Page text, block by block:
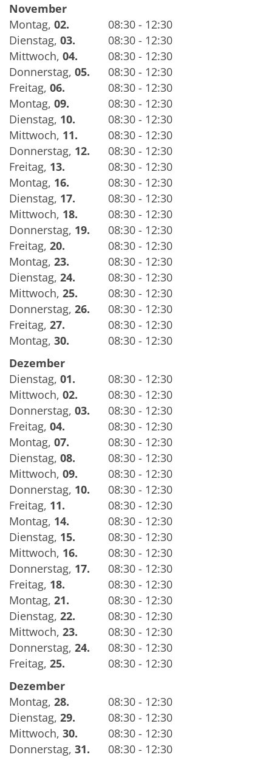
November
Montag, 02.
08:30 - 12:30
Dienstag, 03.
08:30 - 12:30
Mittwoch, 04.
08:30 - 12:30
Donnerstag, 05.
08:30 - 12:30
Freitag, 06.
08:30 - 12:30
Montag, 09.
08:30 - 12:30
Dienstag, 10.
08:30 - 12:30
Mittwoch, 11.
08:30 - 12:30
Donnerstag, 12.
08:30 - 12:30
Freitag, 13.
08:30 - 12:30
Montag, 16.
08:30 - 12:30
Dienstag, 17.
08:30 - 12:30
Mittwoch, 18.
08:30 - 12:30
Donnerstag, 19.
08:30 - 12:30
Freitag, 20.
08:30 - 12:30
Montag, 23.
08:30 - 12:30
Dienstag, 24.
08:30 - 12:30
Mittwoch, 25.
08:30 - 12:30
Donnerstag, 26.
08:30 - 12:30
Freitag, 27.
08:30 - 12:30
Montag, 30.
08:30 - 12:30
Dezember
Dienstag, 01.
08:30 - 12:30
Mittwoch, 02.
08:30 - 12:30
Donnerstag, 03.
08:30 - 12:30
Freitag, 04.
08:30 - 12:30
Montag, 07.
08:30 - 12:30
Dienstag, 08.
08:30 - 12:30
Mittwoch, 09.
08:30 - 12:30
Donnerstag, 10.
08:30 - 12:30
Freitag, 11.
08:30 - 12:30
Montag, 14.
08:30 - 12:30
Dienstag, 15.
08:30 - 12:30
Mittwoch, 16.
08:30 - 12:30
Donnerstag, 17.
08:30 - 12:30
Freitag, 18.
08:30 - 12:30
Montag, 21.
08:30 - 12:30
Dienstag, 22.
08:30 - 12:30
Mittwoch, 23.
08:30 - 12:30
Donnerstag, 24.
08:30 - 12:30
Freitag, 25.
08:30 - 12:30
Dezember
Montag, 28.
08:30 - 12:30
Dienstag, 29.
08:30 - 12:30
Mittwoch, 30.
08:30 - 12:30
Donnerstag, 31.
08:30 - 12:30